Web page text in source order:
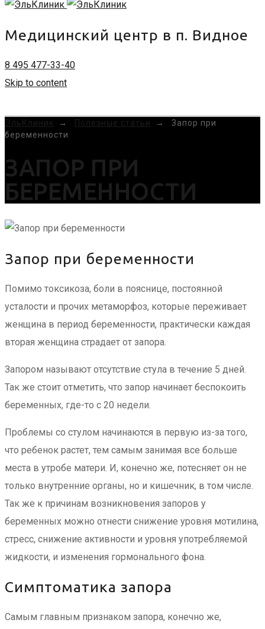
Медицинский центр в п. Видное
8 495 477-33-40
Skip to content
ЭльКлиник
→ Полезные статьи → Запор при
беременности
ЗАПОР ПРИ
БЕРЕМЕННОСТИ
Запор при беременности
Помимо токсикоза, боли в пояснице, постоянной
усталости и прочих метаморфоз, которые переживает
женщина в период беременности, практически каждая
вторая женщина страдает от запора.
Запором называют отсутствие стула в течение 5 дней.
Так же стоит отметить, что запор начинает беспокоить
беременных, где-то с 20 недели.
Проблемы со стулом начинаются в первую из-за того,
что ребенок растет, тем самым занимая все больше
места в утробе матери. И, конечно же, потесняет он не
только внутренние органы, но и кишечник, в том числе.
Так же к причинам возникновения запоров у
беременных можно отнести снижение уровня мотилина,
стресс, снижение активности и уровня употребляемой
жидкости, и изменения гормонального фона.
Симптоматика запора
Самым главным признаком запора, конечно же,